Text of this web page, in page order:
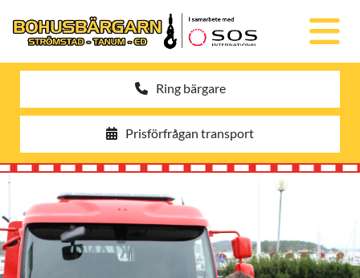
Ring bärgare
Prisförfrågan transport